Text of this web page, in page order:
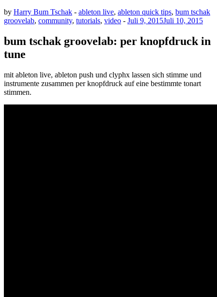
by Harry Bum Tschak - ableton live, ableton quick tips, bum tschak
groovelab, community, tutorials, video - Juli 9, 2015Juli 10, 2015
bum tschak groovelab: per knopfdruck in
tune
mit ableton live, ableton push und clyphx lassen sich stimme und
instrumente zusammen per knopfdruck auf eine bestimmte tonart
stimmen.